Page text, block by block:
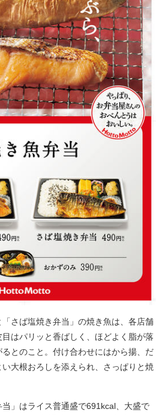
さば塩焼き弁当」の焼き魚は、各店舗
はパリッと香ばしく、ほどよく脂が落
とのこと。付け合わせにはから揚、だ
大根おろしを添えられ、さっぱりと焼
」はライス普通盛で691kcal、大盛で